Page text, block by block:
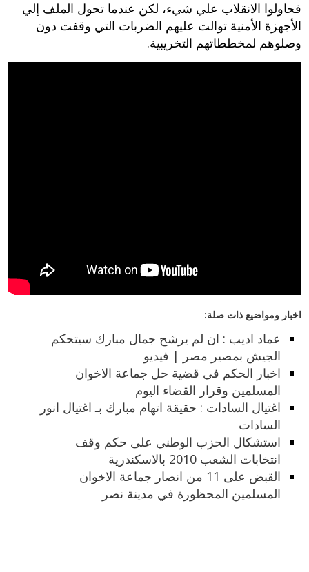
فحاولوا الانقلاب علي شيء، لكن عندما تحول الملف إلي
الأجهزة الأمنية توالت عليهم الضربات التي وقفت دون
وصلوهم لمخططاتهم التخريبية.
اخبار ومواضيع ذات صلة:
عماد اديب : ان لم يرشح جمال مبارك سيتحكم
الجيش بمصير مصر | فيديو
اخبار الحكم في قضية حل جماعة الاخوان
المسلمين وقرار القضاء اليوم
اغتيال السادات : حقيقة اتهام مبارك بـ اغتيال انور
السادات
استشكال الحزب الوطني على حكم وقف
انتخابات الشعب 2010 بالاسكندرية
القبض على 11 من انصار جماعة الاخوان
المسلمين المحظورة في مدينة نصر